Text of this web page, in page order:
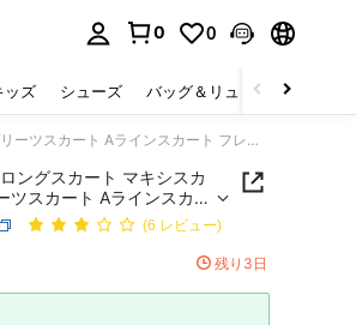
0 0
ッズ シューズ バッグ＆リュック
レディース スカート ロングスカート マキシスカート ティアードスカート プリーツスカート Aラインスカート フレアスカート 総柄 レトロ柄 幾何学柄 グリーン 緑 ロング マキシ ウエストゴム ハイウエスト 体型カバー 着痩せ 脚長効果 華奢見え ゆったり 骨格ウェーブ 骨格ナチュラル カジュアル 大人カジュアル きれいめ デイリー お出かけ 旅行 リゾート ワンマイルウェア 春 夏 春夏 涼しい 軽やか さらさら おしゃれ かわいい
ングスカート マキシスカ
ツスカート Aラインスカー
幾何学柄 グリーン 緑 ロ
エスト 体型カバー 着痩せ
ウェーブ 骨格ナチュラル
いめ デイリー お出かけ 旅
夏 春夏 涼しい 軽やか さ
(6 レビュー)
残り3日